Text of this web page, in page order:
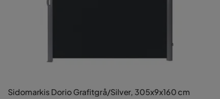
Sidomarkis Dorio Grafitgrå/Silver, 305x9x160 cm